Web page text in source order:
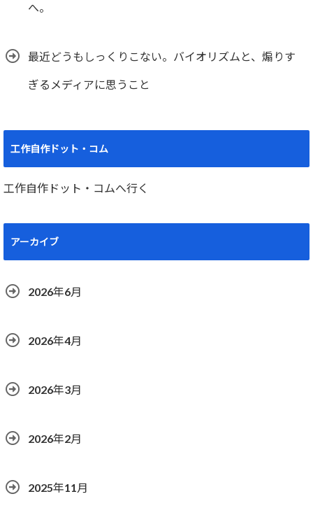
へ。
最近どうもしっくりこない。バイオリズムと、煽りす
ぎるメディアに思うこと
工作自作ドット・コム
工作自作ドット・コムへ行く
アーカイブ
2026年6月
2026年4月
2026年3月
2026年2月
2025年11月